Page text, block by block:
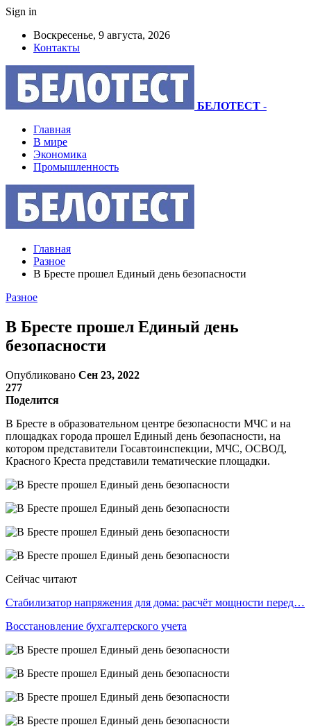
Sign in
Воскресенье, 9 августа, 2026
Контакты
БЕЛОТЕСТ -
Главная
В мире
Экономика
Промышленность
Главная
Разное
В Бресте прошел Единый день безопасности
Разное
В Бресте прошел Единый день
безопасности
Опубликовано Сен 23, 2022
277
Поделится
В Бресте в образовательном центре безопасности МЧС и на
площадках города прошел Единый день безопасности, на
котором представители Госавтоинспекции, МЧС, ОСВОД,
Красного Креста представили тематические площадки.
Сейчас читают
Стабилизатор напряжения для дома: расчёт мощности перед…
Восстановление бухгалтерского учета